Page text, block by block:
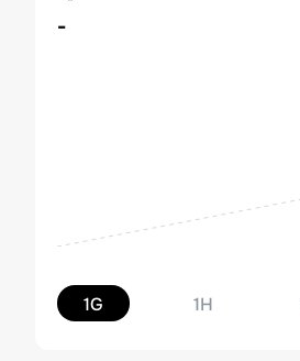
-
1G 1H